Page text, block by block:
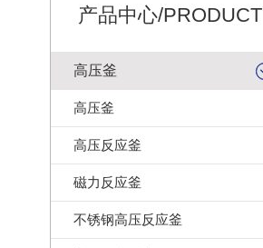
产品中心/PRODUCT
高压釜
高压釜
高压反应釜
磁力反应釜
不锈钢高压反应釜